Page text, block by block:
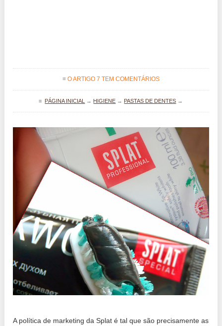
≡ O ARTIGO 7 TEM COMENTÁRIOS
≡ PÁGINA INICIAL → HIGIENE → PASTAS DE DENTES →
A política de marketing da Splat é tal que são precisamente as